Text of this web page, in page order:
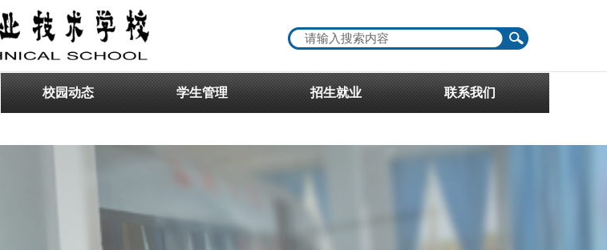
校园动态 学生管理 招生就业 联系我们